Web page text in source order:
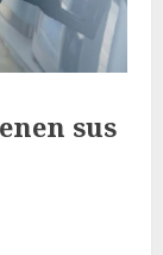
sus